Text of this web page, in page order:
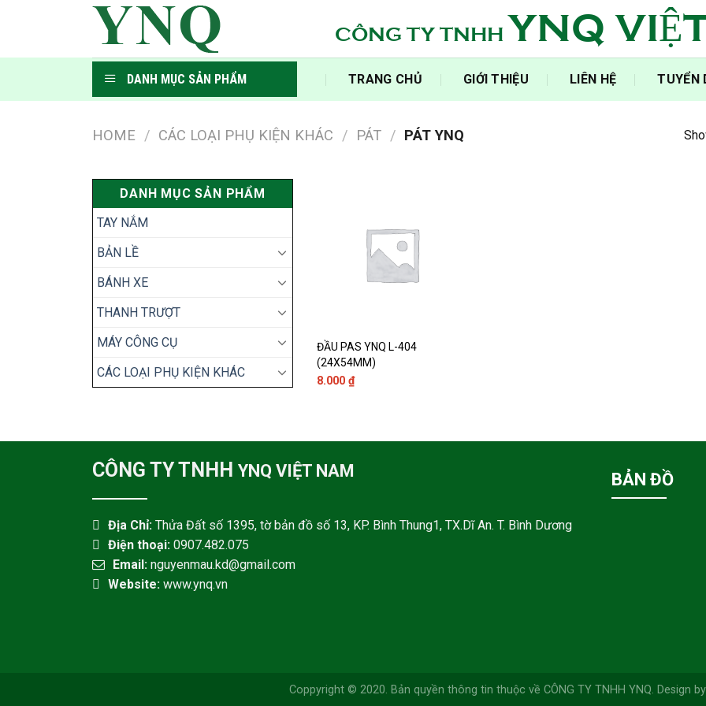
CÔNG TY TNHH YNQ
DANH MỤC SẢN PHẨM ‍TRANG CHỦ‍ GIỚI THIỆU LIÊN HỆ TUYỂN
HOME / CÁC LOẠI PHỤ KIỆN KHÁC / PÁT / PÁT YNQ
DANH MỤC SẢN PHẨM
TAY NẮM
BẢN LỀ
BÁNH XE
THANH TRƯỢT
MÁY CÔNG CỤ
CÁC LOẠI PHỤ KIỆN KHÁC
ĐẦU PAS YNQ L-404
(24X54MM)
8.000 ₫
CÔNG TY TNHH YNQ VIỆT NAM
Địa Chỉ: Thửa Đất số 1395, tờ bản đồ số 13, KP. Bình Thung1, TX.Dĩ An. T. Bình Dương
Điện thoại: 0907.482.075
Email: nguyenmau.kd@gmail.com
Website: www.ynq.vn
BẢN ĐỒ
Coppyright © 2020. Bản quyền thông tin thuộc về CÔNG TY TNHH YNQ. Design